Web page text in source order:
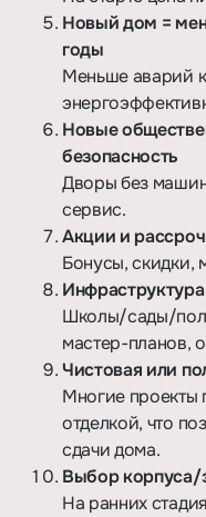
Новый дом =
годы
Меньше аварий
Новые
безопасность
Дворы без
сервис.
Акции и
Бонусы, скидки,
Школы/сады/
мастер-планов,
Чистовая или
Многие проекты
отделкой, что
сдачи дома.
Выбор корпуса/
На ранних